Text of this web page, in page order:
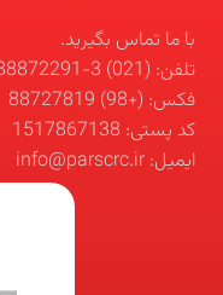
با ما تماس بگیرید.
تلفن: (021) 3-88872291 _ 3-88872261 _ 88880192
فکس: (+98) 88727819
کد پستی: 1517867138
ایمیل: info@parscrc.ir